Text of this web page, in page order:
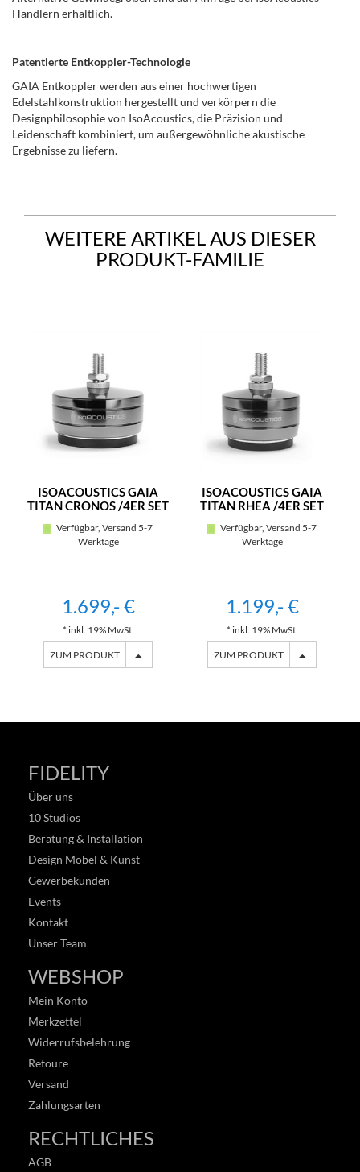
Händlern erhältlich.
Patentierte Entkoppler-Technologie
GAIA Entkoppler werden aus einer hochwertigen
Edelstahlkonstruktion hergestellt und verkörpern die
Designphilosophie von IsoAcoustics, die Präzision und
Leidenschaft kombiniert, um außergewöhnliche akustische
Ergebnisse zu liefern.
WEITERE ARTIKEL AUS DIESER
PRODUKT-FAMILIE
ISOACOUSTICS GAIA
TITAN CRONOS /4ER SET
Verfügbar, Versand 5-7
Werktage
1.699,- €
* inkl. 19% MwSt.
ZUM PRODUKT
ISOACOUSTICS GAIA
TITAN RHEA /4ER SET
Verfügbar, Versand 5-7
Werktage
1.199,- €
* inkl. 19% MwSt.
ZUM PRODUKT
FIDELITY
Über uns
10 Studios
Beratung & Installation
Design Möbel & Kunst
Gewerbekunden
Events
Kontakt
Unser Team
WEBSHOP
Mein Konto
Merkzettel
Widerrufsbelehrung
Retoure
Versand
Zahlungsarten
RECHTLICHES
AGB